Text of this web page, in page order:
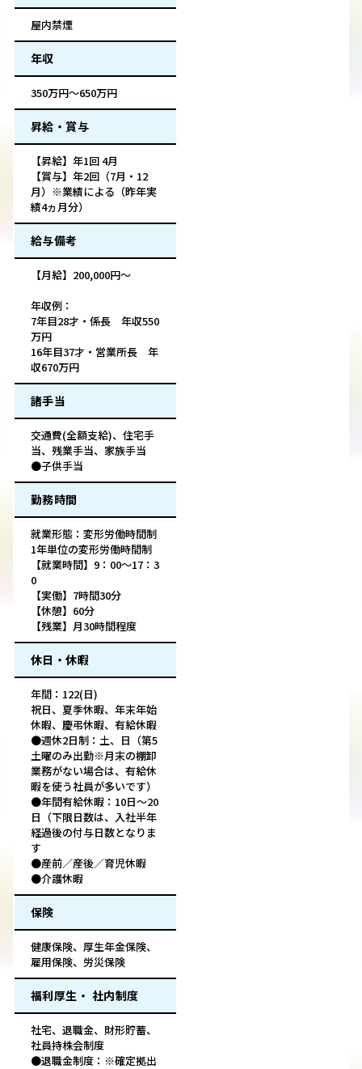
屋内禁煙
年収
350万円～650万円
昇給・賞与
【昇給】年1回 4月
【賞与】年2回（7月・12
月）※業績による（昨年実
績4ヵ月分）
給与備考
【月給】200,000円～
年収例：
7年目28才・係長 年収550
万円
16年目37才・営業所長 年
収670万円
諸手当
交通費(全額支給)、住宅手
当、残業手当、家族手当
●子供手当
勤務時間
就業形態：変形労働時間制
1年単位の変形労働時間制
【就業時間】9：00～17：3
0
【実働】7時間30分
【休憩】60分
【残業】月30時間程度
休日・休暇
年間：122(日)
祝日、夏季休暇、年末年始
休暇、慶弔休暇、有給休暇
●週休2日制：土、日（第5
土曜のみ出勤※月末の棚卸
業務がない場合は、有給休
暇を使う社員が多いです）
●年間有給休暇：10日～20
日（下限日数は、入社半年
経過後の付与日数となりま
す
●産前／産後／育児休暇
●介護休暇
保険
健康保険、厚生年金保険、
雇用保険、労災保険
福利厚生・ 社内制度
社宅、退職金、財形貯蓄、
社員持株会制度
●退職金制度：※確定拠出